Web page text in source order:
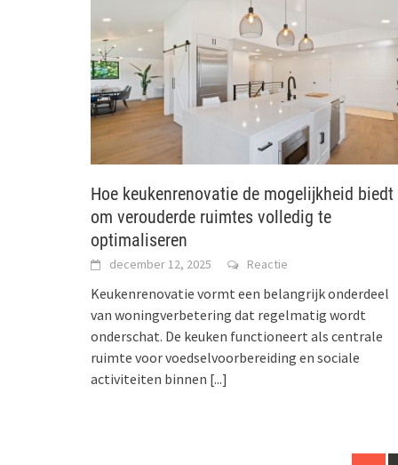
Hoe keukenrenovatie de mogelijkheid biedt
om verouderde ruimtes volledig te
optimaliseren
december 12, 2025 Reactie
Keukenrenovatie vormt een belangrijk onderdeel
van woningverbetering dat regelmatig wordt
onderschat. De keuken functioneert als centrale
ruimte voor voedselvoorbereiding en sociale
activiteiten binnen [...]